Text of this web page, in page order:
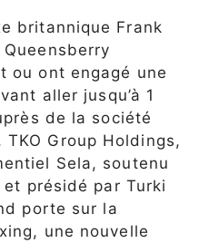
britannique Frank
ou ont engagé une
aller jusqu’à 1
de la société
Group Holdings,
Sela, soutenu
et présidé par Turki
porte sur la
une nouvelle